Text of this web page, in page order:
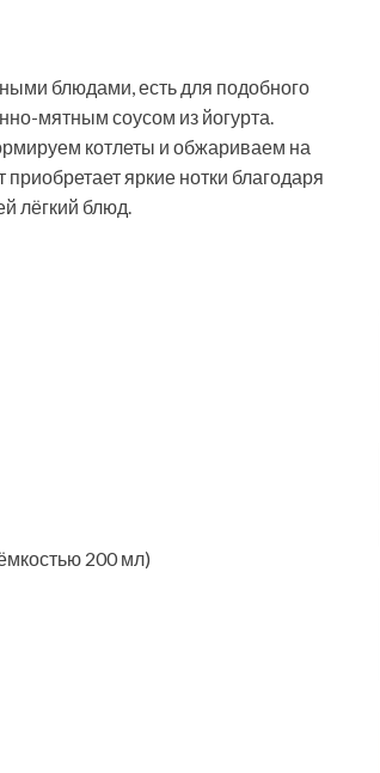
блюдами, есть для подобного
мятным соусом из йогурта.
котлеты и обжариваем на
яркие нотки благодаря
лёгкий блюд.
200 мл)